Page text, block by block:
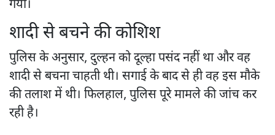
गया।
शादी से बचने की कोशिश
पुलिस के अनुसार, दुल्हन को दूल्हा पसंद नहीं था और वह
शादी से बचना चाहती थी। सगाई के बाद से ही वह इस मौके
की तलाश में थी। फिलहाल, पुलिस पूरे मामले की जांच कर
रही है।